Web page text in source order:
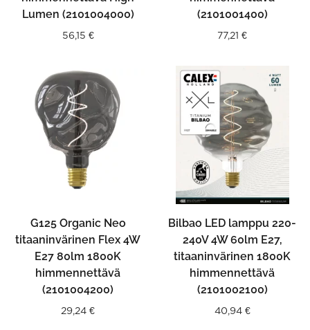
Lumen (2101004000)
56,15 €
(2101001400)
77,21 €
G125 Organic Neo
titaaninvärinen Flex 4W
E27 80lm 1800K
himmennettävä
(2101004200)
29,24 €
Bilbao LED lamppu 220-
240V 4W 60lm E27,
titaaninvärinen 1800K
himmennettävä
(2101002100)
40,94 €